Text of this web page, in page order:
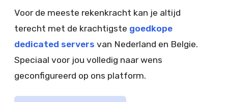
Voor de meeste rekenkracht kan je altijd
terecht met de krachtigste goedkope
dedicated servers van Nederland en Belgie.
Speciaal voor jou volledig naar wens
geconfigureerd op ons platform.